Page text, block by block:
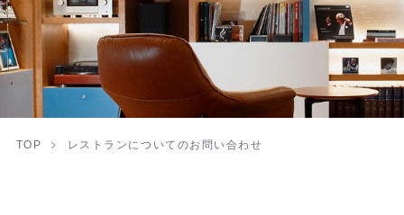
TOP レストランについてのお問い合わせ